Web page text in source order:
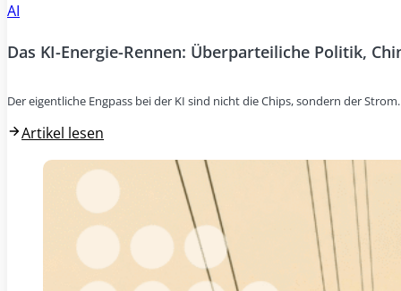
AI
Das KI-Energie-Rennen: Überparteiliche Politik,
Der eigentliche Engpass bei der KI sind nicht die Chips, sondern der
Artikel lesen